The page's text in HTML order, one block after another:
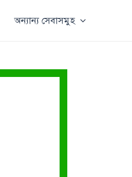
অন্যান্য সেবাসমুহ